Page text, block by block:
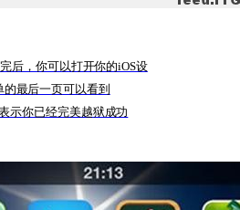
后，你可以打开你的iOS设
最后一页可以看到
示你已经完美越狱成功